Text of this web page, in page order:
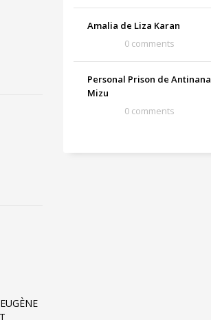
Amalia de Liza Karan
0 comments
Personal Prison de Antinana
Mizu
0 comments